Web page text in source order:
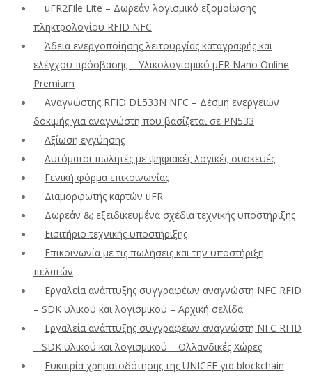
uFR2File Lite – Δωρεάν λογισμικό εξομοίωσης
πληκτρολογίου RFID NFC
Άδεια ενεργοποίησης λειτουργίας καταγραφής και
ελέγχου πρόσβασης – Υλικολογισμικό μFR Nano Online
Premium
Αναγνώστης RFID DL533N NFC – Δέσμη ενεργειών
δοκιμής για αναγνώστη που βασίζεται σε PN533
Αξίωση εγγύησης
Αυτόματοι πωλητές με ψηφιακές λογικές συσκευές
Γενική φόρμα επικοινωνίας
Διαμορφωτής καρτών uFR
Δωρεάν &; εξειδικευμένα σχέδια τεχνικής υποστήριξης
Εισιτήριο τεχνικής υποστήριξης
Επικοινωνία με τις πωλήσεις και την υποστήριξη
πελατών
Εργαλεία ανάπτυξης συγγραφέων αναγνώστη NFC RFID
– SDK υλικού και λογισμικού – Αρχική σελίδα
Εργαλεία ανάπτυξης συγγραφέων αναγνώστη NFC RFID
– SDK υλικού και λογισμικού – Ολλανδικές Χώρες
Ευκαιρία χρηματοδότησης της UNICEF για blockchain